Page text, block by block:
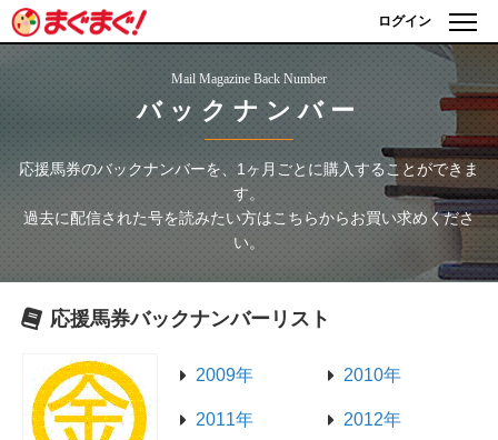
ログイン
Mail Magazine Back Number
バックナンバー
応援馬券のバックナンバーを、1ヶ月ごとに購入することができま
す。
過去に配信された号を読みたい方はこちらからお買い求めくださ
い。
応援馬券バックナンバーリスト
2009年 2010年
2011年 2012年